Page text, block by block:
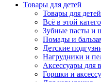
Товары для детей
Товары для детей
Всё в этой
Зубные пасты и
Помады и
Детские
Нагрудники и
Аксессуары для
Горшки и